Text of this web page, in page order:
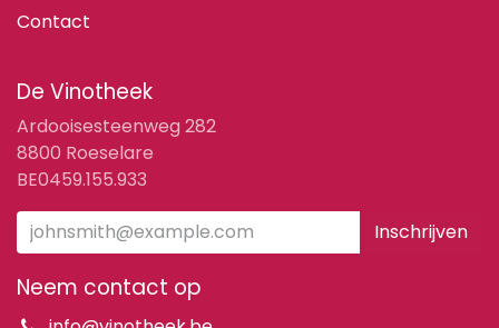
Contact
De Vinotheek
Ardooisesteenweg 282
8800 Roeselare
BE0459.155.933
Inschrijven
Neem contact op